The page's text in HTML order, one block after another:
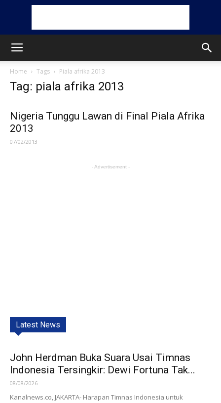
Home Tags Piala afrika 2013
Tag: piala afrika 2013
Nigeria Tunggu Lawan di Final Piala Afrika
2013
07/02/2013
- Advertisement -
Latest News
John Herdman Buka Suara Usai Timnas
Indonesia Tersingkir: Dewi Fortuna Tak...
08/08/2026
Kanalnews.co, JAKARTA- Harapan Timnas Indonesia untuk